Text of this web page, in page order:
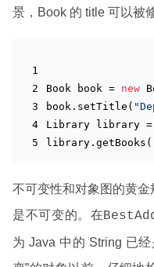
景，Book 的 title 可以被
Book book = new
book.setTitle(
Library library =
library.get
不可变性和对象图的黄
是不可变的。在
为 Java 中的 String 已